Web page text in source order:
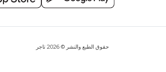
حقوق الطبع والنشر © 2026 تاجر